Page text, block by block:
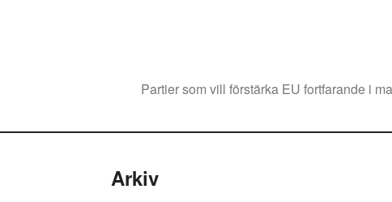
Partier som vill förstärka EU fortfarande i
Arkiv